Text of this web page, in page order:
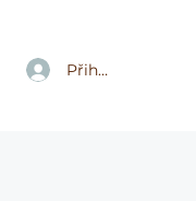
Přihlásit se